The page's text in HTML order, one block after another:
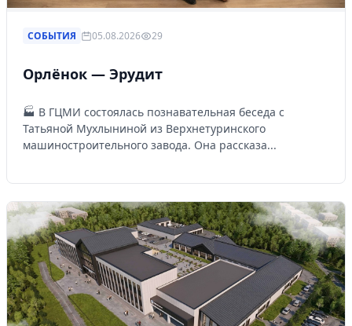
СОБЫТИЯ 05.08.2026 29
Орлёнок — Эрудит
🏭 В ГЦМИ состоялась познавательная беседа с
Татьяной Мухлыниной из Верхнетуринского
машиностроительного завода. Она рассказа...